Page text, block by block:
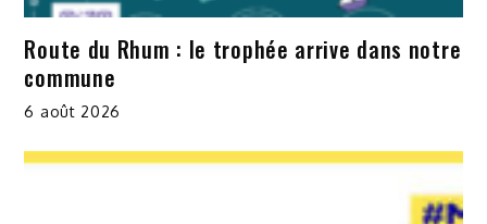
Route du Rhum : le trophée arrive dans notre
commune
6 août 2026